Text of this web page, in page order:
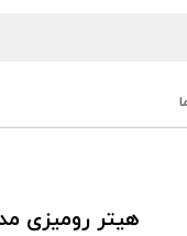
هیتر رومیزی